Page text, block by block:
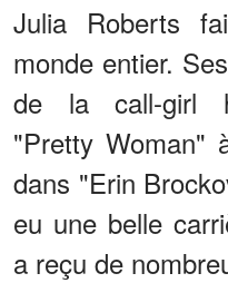
Julia Roberts
monde entier.
de la call-girl
"Pretty Woman"
dans "Erin
eu une belle
a reçu de